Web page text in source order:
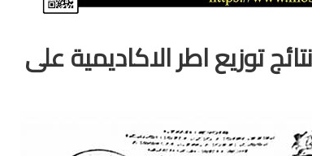
توزيع اطر الاكاديمية على